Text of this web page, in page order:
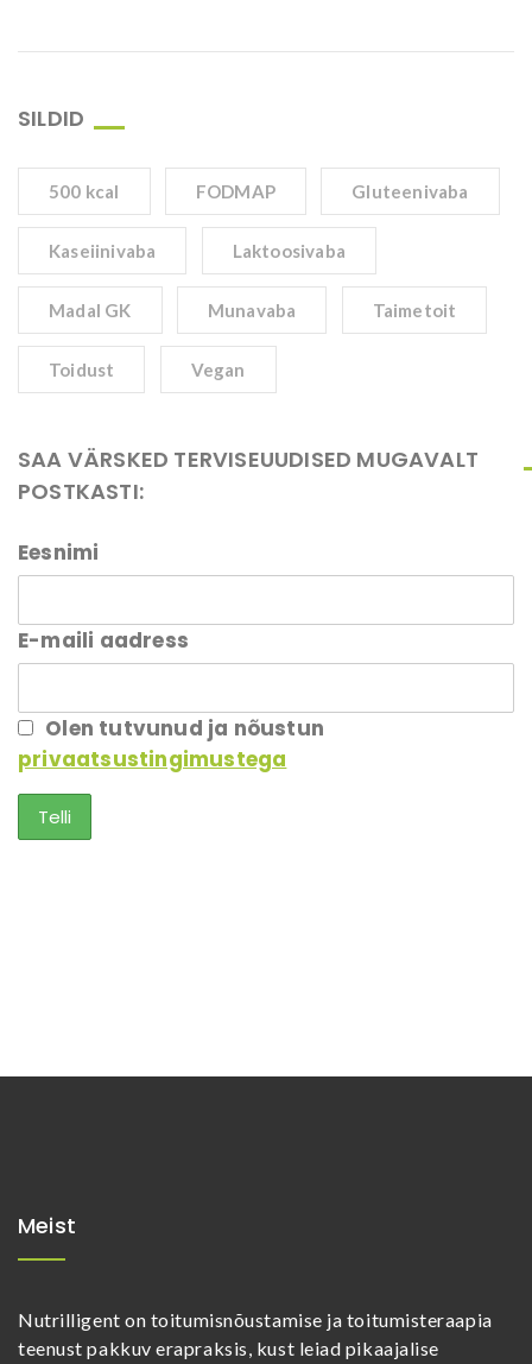
SILDID
500 kcal FODMAP Gluteenivaba
Kaseiinivaba Laktoosivaba
Madal GK Munavaba Taimetoit
Toidust Vegan
SAA VÄRSKED TERVISEUUDISED MUGAVALT
POSTKASTI:
Eesnimi
E-maili aadress
Olen tutvunud ja nõustun
privaatsustingimustega
Meist
Nutrilligent on toitumisnõustamise ja toitumisteraapia
teenust pakkuv erapraksis, kust leiad pikaajalise